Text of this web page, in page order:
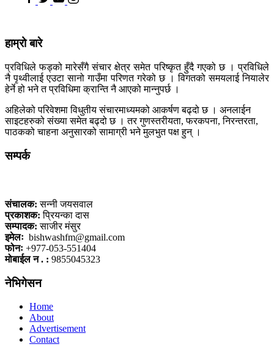
हाम्रो बारे
प्रविधिले फड्को मारेसँगै संचार क्षेत्र समेत परिष्कृत हुँदै गएको छ । प्रविधिले
नै पृथ्वीलाई एउटा सानो गाउँमा परिणत गरेको छ । विगतको समयलाई नियालेर
हेर्ने हो भने त प्रविधिमा क्रान्ति नै आएको मान्नुपर्छ ।
अहिलेको परिवेशमा विधुतीय संचारमाध्यमको आकर्षण बढ्दो छ । अनलाईन
साइटहरुको संख्या समेत बढ्दो छ । तर गुणस्तरीयता, फरकपना, निरन्तरता,
पाठकको चाहना अनुसारको सामाग्री भने मुलभुत पक्ष हुन् ।
सम्पर्क
संचालक: सन्नी जयसवाल
प्रकाशक: प्रियन्का दास
सम्पादक: साजीर मंसुर
इमेलः bishwashfm@gmail.com
फोनः +977-053-551404
मोबाईल न . : 9855045323
नेभिगेसन
Home
About
Advertisement
Contact